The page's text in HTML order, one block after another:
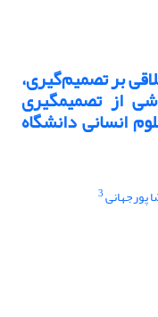
بر تصمیم‌گیری،
از تصمیم‏گیری
انسانی دانشگاه
پورجهانی3